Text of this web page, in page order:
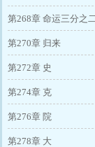
第268章 命运三分之
第270章 归来
第272章 史
第274章 克
第276章 院
第278章 大